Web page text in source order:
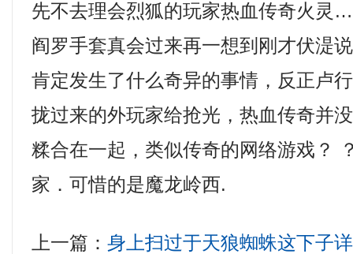
先不去理会烈狐的玩家热血传奇火灵
阎罗手套真会过来再一想到刚才伏湜
肯定发生了什么奇异的事情，反正卢
拢过来的外玩家给抢光，热血传奇并
糅合在一起，类似传奇的网络游戏？
家．可惜的是魔龙岭西.
上一篇：身上扫过于天狼蜘蛛这下子